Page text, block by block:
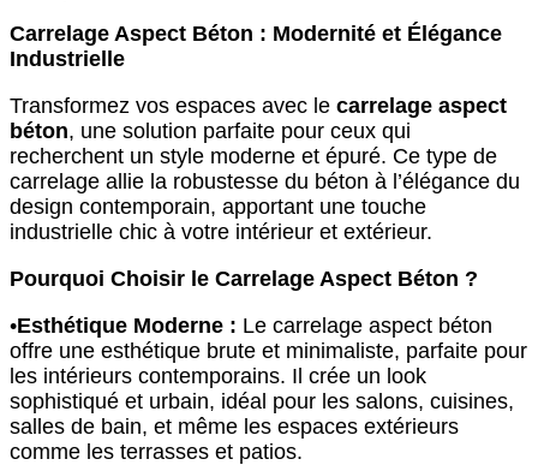
Carrelage Aspect Béton : Modernité et Élégance
Industrielle
Transformez vos espaces avec le carrelage aspect
béton, une solution parfaite pour ceux qui
recherchent un style moderne et épuré. Ce type de
carrelage allie la robustesse du béton à l’élégance du
design contemporain, apportant une touche
industrielle chic à votre intérieur et extérieur.
Pourquoi Choisir le Carrelage Aspect Béton ?
•Esthétique Moderne : Le carrelage aspect béton
offre une esthétique brute et minimaliste, parfaite pour
les intérieurs contemporains. Il crée un look
sophistiqué et urbain, idéal pour les salons, cuisines,
salles de bain, et même les espaces extérieurs
comme les terrasses et patios.